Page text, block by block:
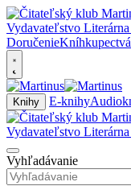
DoručenieKníhkupectvá
Knihy E-knihy
Vyhľadávanie